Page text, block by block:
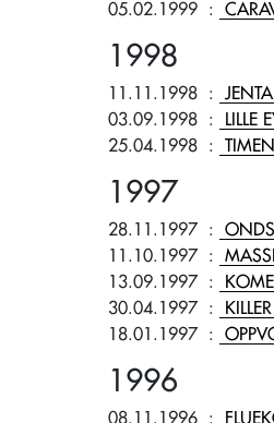
05.02.1999 :
1998
11.11.1998 :
03.09.1998 : LILLE
25.04.1998 :
1997
28.11.1997 :
11.10.1997 :
13.09.1997 :
30.04.1997 :
18.01.1997 :
1996
08.11.1996 :